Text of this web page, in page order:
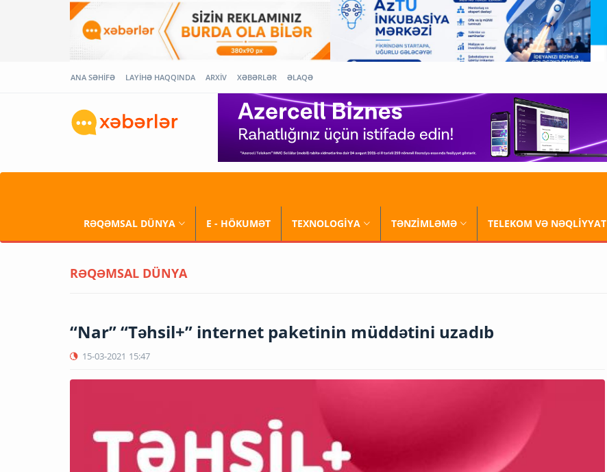
ANA SƏHİFƏ LAYİHƏ HAQQINDA ARXİV XƏBƏRLƏR ƏLAQƏ
RƏQƏMSAL DÜNYA E - HÖKUMƏT TEXNOLOGİYA TƏNZİMLƏMƏ TELEKOM VƏ NƏQLİYYAT
RƏQƏMSAL DÜNYA
“Nar” “Təhsil+” internet paketinin müddətini uzadıb
15-03-2021 15:47